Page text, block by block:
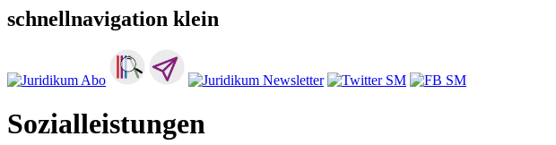
schnellnavigation klein
Sozialleistungen